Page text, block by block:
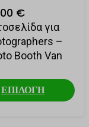
€
για
–
Booth Van
ΕΠΙΛΟΓΗ